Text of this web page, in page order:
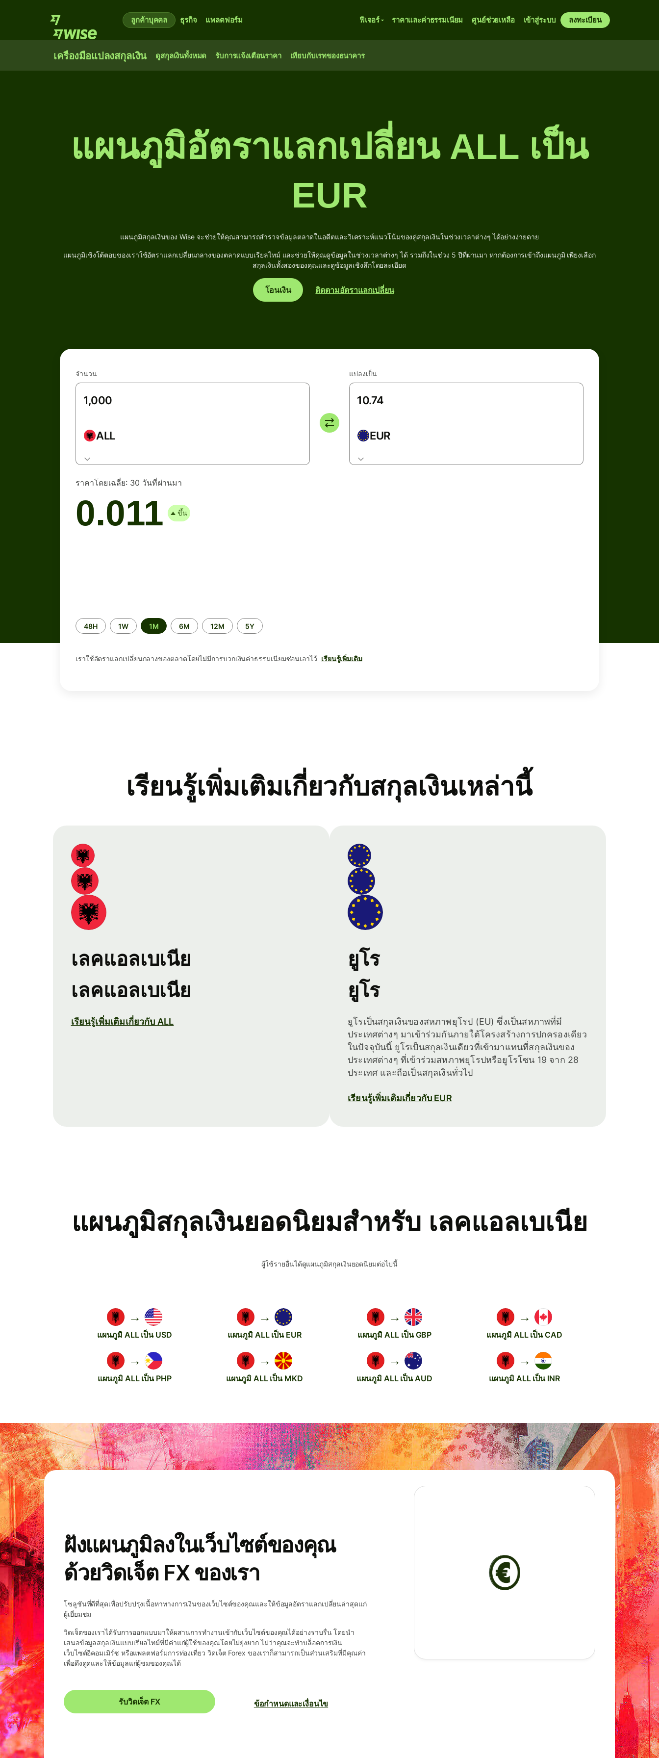
ลูกค้าบุคคล ธุรกิจ แพลตฟอร์ม ฟีเจอร์ ราคาและค่าธรรมเนียม ศูนย์ช่วยเหลือ เข้าสู่ระบบ ลงทะเบียน
เครื่องมือแปลงสกุลเงิน ดูสกุลเงินทั้งหมด รับการแจ้งเตือนราคา เทียบกับเรทของธนาคาร
แผนภูมิอัตราแลกเปลี่ยน ALL เป็น
EUR
แผนภูมิสกุลเงินของ Wise จะช่วยให้คุณสามารถสำรวจข้อมูลตลาดในอดีตและวิเคราะห์แนวโน้มของคู่สกุลเงินในช่วงเวลาต่างๆ ได้อย่างง่ายดาย
แผนภูมิเชิงโต้ตอบของเราใช้อัตราแลกเปลี่ยนกลางของตลาดแบบเรียลไทม์ และช่วยให้คุณดูข้อมูลในช่วงเวลาต่างๆ ได้ รวมถึงในช่วง 5 ปีที่ผ่านมา หากต้องการเข้าถึงแผนภูมิ เพียงเลือก
สกุลเงินทั้งสองของคุณและดูข้อมูลเชิงลึกโดยละเอียด
โอนเงิน ติดตามอัตราแลกเปลี่ยน
จำนวน
ALL
แปลงเป็น
EUR
ราคาโดยเฉลี่ย: 30 วันที่ผ่านมา
0.011 ขึ้น
ระยะ
เวลา
48H 1W 1M 6M 12M 5Y
เราใช้อัตราแลกเปลี่ยนกลางของตลาดโดยไม่มีการบวกเงินค่าธรรมเนียมซ่อนเอาไว้ เรียนรู้เพิ่มเติม
เรียนรู้เพิ่มเติมเกี่ยวกับสกุลเงินเหล่านี้
เลคแอลเบเนีย
เลคแอลเบเนีย
เรียนรู้เพิ่มเติมเกี่ยวกับ ALL
ยูโร
ยูโร
ยูโรเป็นสกุลเงินของสหภาพยุโรป (EU) ซึ่งเป็นสหภาพที่มี
ประเทศต่างๆ มาเข้าร่วมกันภายใต้โครงสร้างการปกครองเดียว
ในปัจจุบันนี้ ยูโรเป็นสกุลเงินเดียวที่เข้ามาแทนที่สกุลเงินของ
ประเทศต่างๆ ที่เข้าร่วมสหภาพยุโรปหรือยูโรโซน 19 จาก 28
ประเทศ และถือเป็นสกุลเงินทั่วไป
เรียนรู้เพิ่มเติมเกี่ยวกับ EUR
แผนภูมิสกุลเงินยอดนิยมสำหรับ เลคแอลเบเนีย
ผู้ใช้รายอื่นได้ดูแผนภูมิสกุลเงินยอดนิยมต่อไปนี้
→
แผนภูมิ ALL เป็น USD
→
แผนภูมิ ALL เป็น EUR
→
แผนภูมิ ALL เป็น GBP
→
แผนภูมิ ALL เป็น CAD
→
แผนภูมิ ALL เป็น PHP
→
แผนภูมิ ALL เป็น MKD
→
แผนภูมิ ALL เป็น AUD
→
แผนภูมิ ALL เป็น INR
ฝังแผนภูมิลงในเว็บไซต์ของคุณ
ด้วยวิดเจ็ต FX ของเรา
โซลูชันที่ดีที่สุดเพื่อปรับปรุงเนื้อหาทางการเงินของเว็บไซต์ของคุณและให้ข้อมูลอัตราแลกเปลี่ยนล่าสุดแก่
ผู้เยี่ยมชม
วิดเจ็ตของเราได้รับการออกแบบมาให้ผสานการทำงานเข้ากับเว็บไซต์ของคุณได้อย่างราบรื่น โดยนำ
เสนอข้อมูลสกุลเงินแบบเรียลไทม์ที่มีค่าแก่ผู้ใช้ของคุณโดยไม่ยุ่งยาก ไม่ว่าคุณจะทำบล็อคการเงิน
เว็บไซต์อีคอมเมิร์ซ หรือแพลตฟอร์มการท่องเที่ยว วิดเจ็ต Forex ของเราก็สามารถเป็นส่วนเสริมที่มีคุณค่า
เพื่อดึงดูดและให้ข้อมูลแก่ผู้ชมของคุณได้
รับวิดเจ็ต FX ข้อกำหนดและเงื่อนไข